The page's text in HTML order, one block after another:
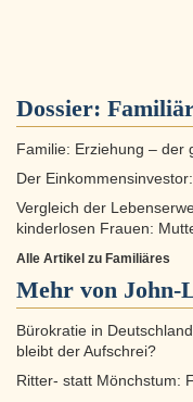
Dossier:
Familie: Erziehung –
Der
Vergleich der
kinderlosen Frauen:
Alle Artikel zu Familiäres
Mehr von John-
Bürokratie in
bleibt der Aufschrei?
Ritter- statt Mönchstum: